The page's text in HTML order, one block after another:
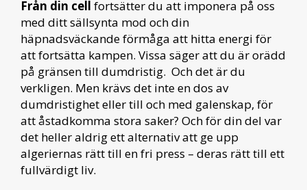
Från din cell fortsätter du att imponera på oss
med ditt sällsynta mod och din
häpnadsväckande förmåga att hitta energi för
att fortsätta kampen. Vissa säger att du är orädd
på gränsen till dumdristig. Och det är du
verkligen. Men krävs det inte en dos av
dumdristighet eller till och med galenskap, för
att åstadkomma stora saker? Och för din del var
det heller aldrig ett alternativ att ge upp
algeriernas rätt till en fri press – deras rätt till ett
fullvärdigt liv.